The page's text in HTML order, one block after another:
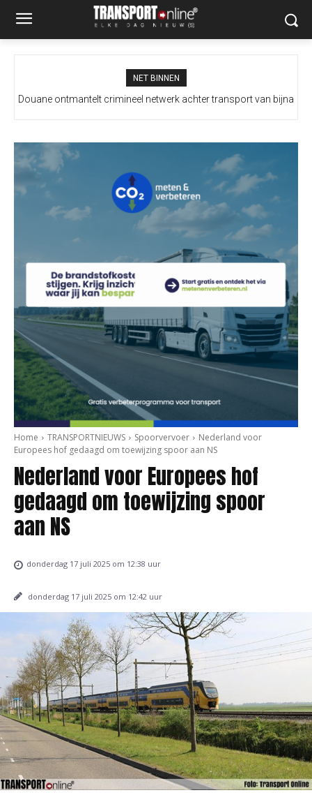
NET BINNEN
Douane ontmantelt crimineel netwerk achter transport van bijna
Italië wil grenscontroles niet intrekken na dreigement Spanje
Home TRANSPORTNIEUWS Spoorvervoer
Nederland voor
Europees hof gedaagd om toewijzing spoor aan NS
Nederland voor Europees hof
gedaagd om toewijzing spoor
aan NS
donderdag 17 juli 2025 om 12:38 uur
donderdag 17 juli 2025 om 12:42 uur